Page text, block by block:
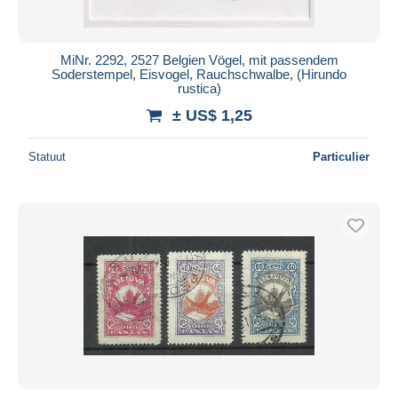
MiNr. 2292, 2527 Belgien Vögel, mit passendem
Soderstempel, Eisvogel, Rauchschwalbe, (Hirundo
rustica)
± US$ 1,25
Statuut Particulier